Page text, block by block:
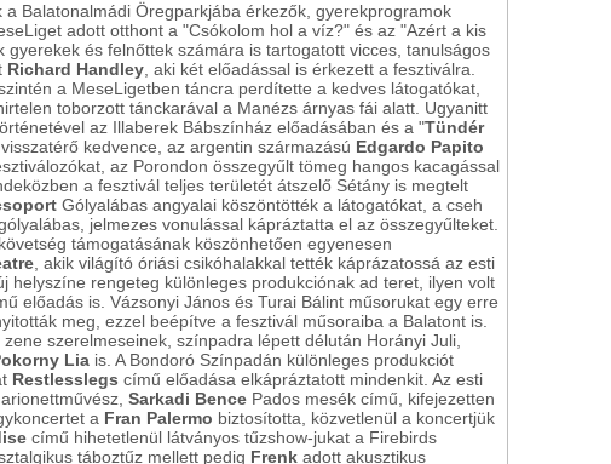
Balatonalmádi Öregparkjába érkezők, gyerekprogramok
adott otthont a "Csókolom hol a víz?" és az "Azért a kis
és felnőttek számára is tartogatott vicces, tanulságos
Richard Handley, aki két előadással is érkezett a fesztiválra.
a MeseLigetben táncra perdítette a kedves látogatókat,
toborzott tánckarával a Manézs árnyas fái alatt. Ugyanitt
az Illaberek Bábszínház előadásában és a "Tündér
kedvence, az argentin származású Edgardo Papito
az Porondon összegyűlt tömeg hangos kacagással
a fesztivál teljes területét átszelő Sétány is megtelt
Gólyalábas angyalai köszöntötték a látogatókat, a cseh
jelmezes vonulással kápráztatta el az összegyűlteket.
támogatásának köszönhetően egyenesen
, akik világító óriási csikóhalakkal tették káprázatossá az esti
helyszíne rengeteg különleges produkciónak ad teret, ilyen volt
előadás is. Vázsonyi János és Turai Bálint műsorukat egy erre
meg, ezzel beépítve a fesztivál műsoraiba a Balatont is.
szerelmeseinek, színpadra lépett délután Horányi Juli,
Lia is. A Bondoró Színpadán különleges produkciót
Restlesslegs című előadása elkápráztatott mindenkit. Az esti
Sarkadi Bence Pados mesék című, kifejezetten
a Fran Palermo biztosította, közvetlenül a koncertjük
című hihetetlenül látványos tűzshow-jukat a Firebirds
táboztűz mellett pedig Frenk adott akusztikus